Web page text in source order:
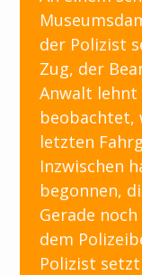
der Polizist
Zug, der
Anwalt lehnt
beobachtet,
letzten
Inzwischen
begonnen,
Gerade
dem
Polizist